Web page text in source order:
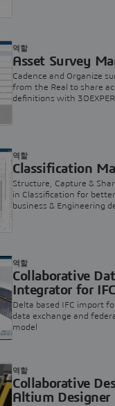
Asset Survey
Cadence and Organize
from the Real to share
definitions with
역할
Classification
Structure, Capture &
in Classification for
business & Engineering
역할
Collaborative
Integrator for IFC
Delta based IFC import
data exchange and
model
역할
Collaborative
Altium Designer
역할